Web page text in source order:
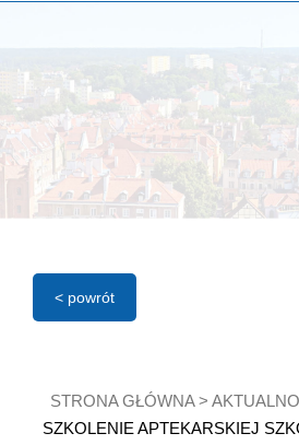
< powrót
STRONA GŁÓWNA>
SZKOLENIE APTEKARSKIEJ